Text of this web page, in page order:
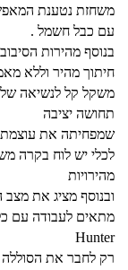
משחזת נטענת
עם כבל חשמל .
חיתוך מהיר וללא
תחושה יציבה
שמפחיתה את
מהירויות
ובנוסף מציג את מצב
Hunter
רק לחבר את הסוללה